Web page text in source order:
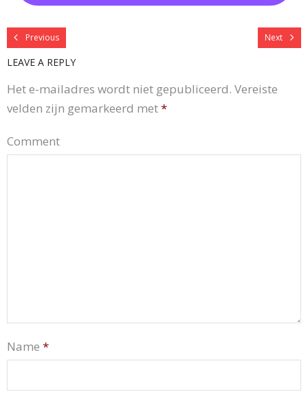
Previous Next
LEAVE A REPLY
Het e-mailadres wordt niet gepubliceerd. Vereiste
velden zijn gemarkeerd met*
Comment
Name *